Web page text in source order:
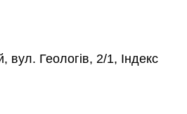
вул. Геологів, 2/1, Індекс